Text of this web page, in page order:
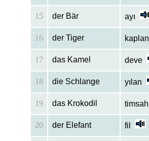
15 der Bär ayı
16 der Tiger kaplan
17 das Kamel deve
18 die Schlange yılan
19 das Krokodil timsah
20 der Elefant fil